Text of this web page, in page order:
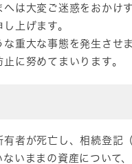
へは大変ご迷惑をおかけ
上げます。
重大な事態を発生させ
に努めてまいります。
者が死亡し、相続登記
ないままの資産について